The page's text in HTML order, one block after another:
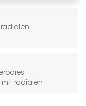
radialen
mit radialen